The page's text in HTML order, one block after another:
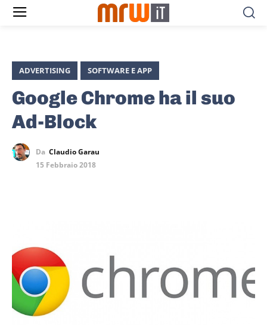
ADVERTISING SOFTWARE E APP
Google Chrome ha il suo
Ad-Block
Da Claudio Garau
15 Febbraio 2018